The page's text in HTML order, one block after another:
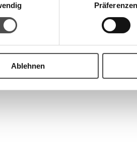
Präferenzen
Ablehnen
- Große